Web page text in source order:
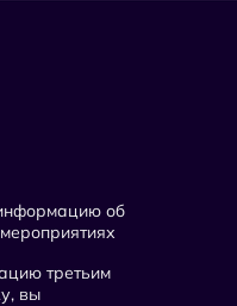
об
третьим
вы